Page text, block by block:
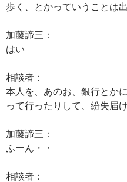
歩く、とかっていうことは
加藤諦三：
はい
相談者：
本人を、あのお、銀行とか
って行ったりして、紛失届
加藤諦三：
ふーん・・
相談者：